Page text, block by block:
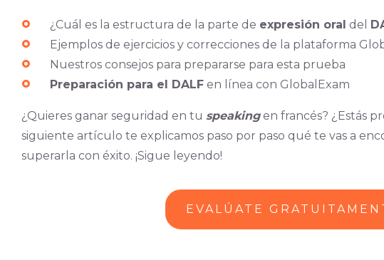
¿Cuál es la estructura de la parte de expresión oral del
Ejemplos de ejercicios y correcciones de la plataforma
Nuestros consejos para prepararse para esta prueba
Preparación para el DALF en línea con GlobalExam
¿Quieres ganar seguridad en tu speakingen francés? ¿Estás
siguiente artículo te explicamos paso por paso qué te vas a
superarla con éxito. ¡Sigue leyendo!
EVALÚATE